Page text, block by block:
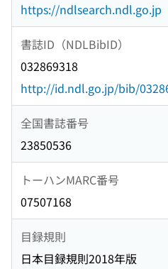
https://ndlsearch.ndl.go.jp
書誌ID（NDLBibID）
032869318
http://id.ndl.go.jp/bib/
全国書誌番号
23850536
トーハンMARC番号
07507168
目録規則
日本目録規則2018年版